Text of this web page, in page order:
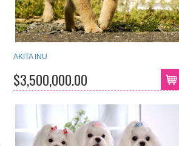
AKITA INU
$3,500,000.00